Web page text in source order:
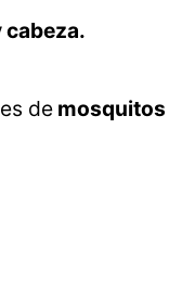
de mosquitos